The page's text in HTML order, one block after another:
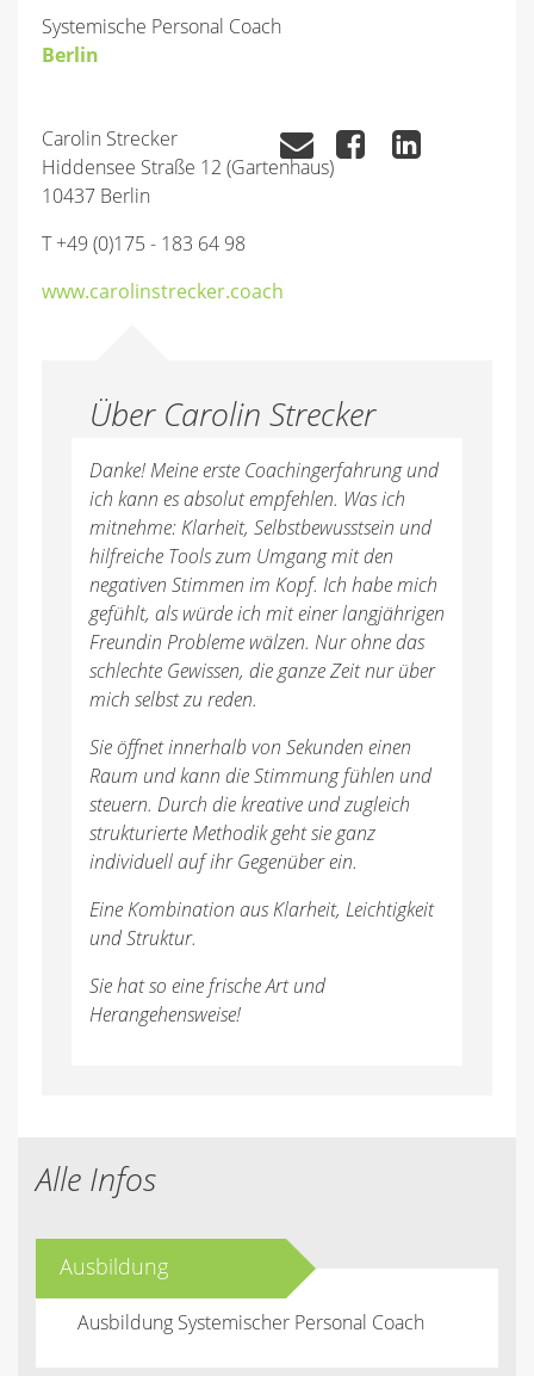
Systemische Personal Coach
Berlin
Carolin Strecker
Hiddensee Straße 12 (Gartenhaus)
10437 Berlin
T +49 (0)175 - 183 64 98
www.carolinstrecker.coach
Über Carolin Strecker
Danke! Meine erste Coachingerfahrung und
ich kann es absolut empfehlen. Was ich
mitnehme: Klarheit, Selbstbewusstsein und
hilfreiche Tools zum Umgang mit den
negativen Stimmen im Kopf. Ich habe mich
gefühlt, als würde ich mit einer langjährigen
Freundin Probleme wälzen. Nur ohne das
schlechte Gewissen, die ganze Zeit nur über
mich selbst zu reden.
Sie öffnet innerhalb von Sekunden einen
Raum und kann die Stimmung fühlen und
steuern. Durch die kreative und zugleich
strukturierte Methodik geht sie ganz
individuell auf ihr Gegenüber ein.
Eine Kombination aus Klarheit, Leichtigkeit
und Struktur.
Sie hat so eine frische Art und
Herangehensweise!
Alle Infos
Ausbildung
Ausbildung Systemischer Personal Coach